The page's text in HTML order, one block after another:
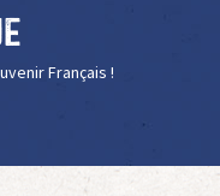
Français !